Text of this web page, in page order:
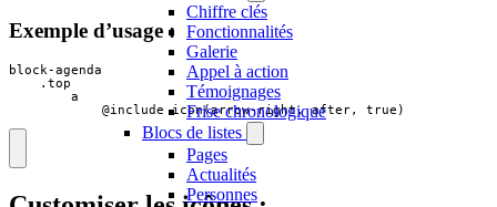
Chiffre clés
Fonctionnalités
Galerie
Appel à action
Témoignages
Frise chronologique
Blocs de listes
Pages
Actualités
Personnes
Exemple d’usage :
block-agenda
    .top
        a
            @include icon(arrow-right, after, true)